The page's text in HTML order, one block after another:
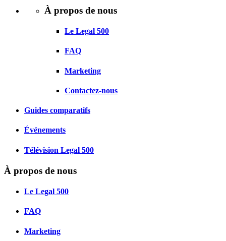
À propos de nous
Le Legal 500
FAQ
Marketing
Contactez-nous
Guides comparatifs
Événements
Télévision Legal 500
À propos de nous
Le Legal 500
FAQ
Marketing